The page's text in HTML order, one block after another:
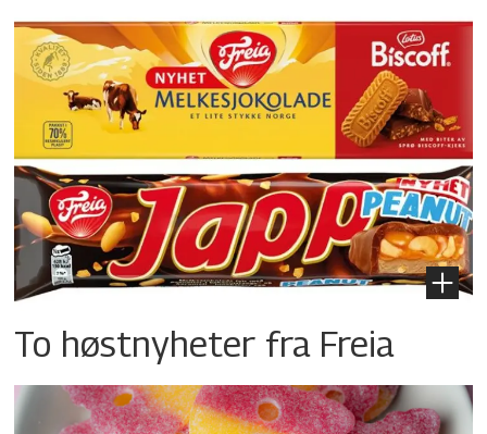
To høstnyheter fra Freia